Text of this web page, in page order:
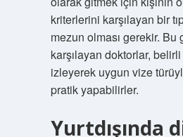
kriterlerini karşılayan bir
mezun olması gerekir. Bu
karşılayan doktorlar, belirli
izleyerek uygun vize
pratik yapabilirler.
Yurtdışında